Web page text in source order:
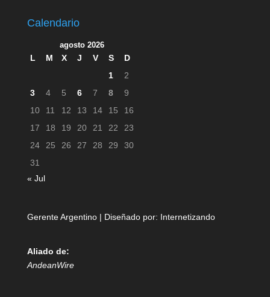
Calendario
agosto 2026
L M X J V S
D
1
2
3
4 5 6 7 8
9
10
11 12 13 14 15
16
17
18 19 20 21 22
23
24
25 26 27 28 29
30
31
« Jul
Gerente Argentino | Diseñado por: Internetizando
Aliado de:
AndeanWire